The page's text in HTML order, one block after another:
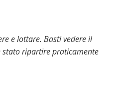
e lottare. Basti vedere il
stato ripartire praticamente